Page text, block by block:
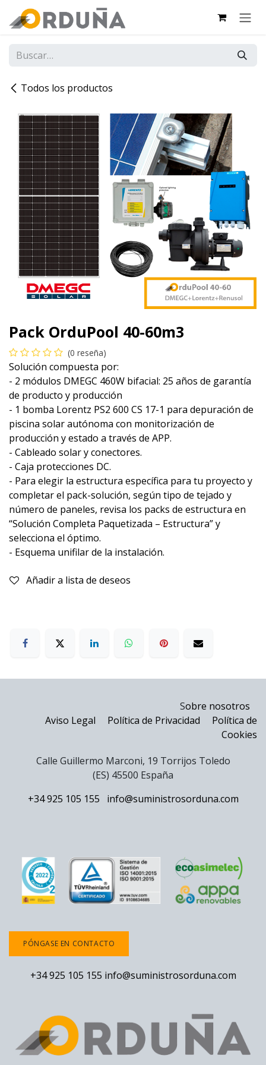
Todos los productos
Pack OrduPool 40-60m3
(0 reseña)
Solución compuesta por:
- 2 módulos DMEGC 460W bifacial: 25 años de garantía
de producto y producción
- 1 bomba Lorentz PS2 600 CS 17-1 para depuración de
piscina solar autónoma con monitorización de
producción y estado a través de APP.
- Cableado solar y conectores.
- Caja protecciones DC.
- Para elegir la estructura específica para tu proyecto y
completar el pack-solución, según tipo de tejado y
número de paneles, revisa los packs de estructura en
“Solución Completa Paquetizada – Estructura” y
selecciona el óptimo.
- Esquema unifilar de la instalación.
Añadir a lista de deseos
Sobre nosotros
Aviso Legal
Política de Privacidad
Política de
Cookies
Calle Guillermo Marconi, 19 Torrijos Toledo
(ES) 45500 España
+34 925 105 155
info@suministrosorduna.com
PÓNGASE EN CONTACTO
+34 925 105 155 info@suministrosorduna.com